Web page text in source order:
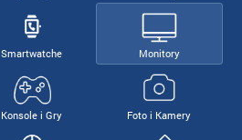
Smartwatche Monitory
Konsole i Gry Foto i Kamery